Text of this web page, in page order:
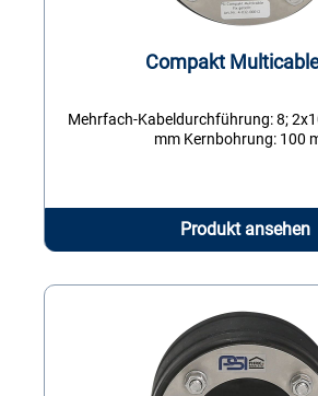
Compakt
Mehrfach-Kabeldurchführung: 8;
mm Kernbohrung: 100
Produkt ansehen